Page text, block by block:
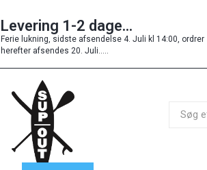
Levering 1-2 dage...
Ferie lukning, sidste afsendelse 4. Juli kl 14:00, ordrer
herefter afsendes 20. Juli.....